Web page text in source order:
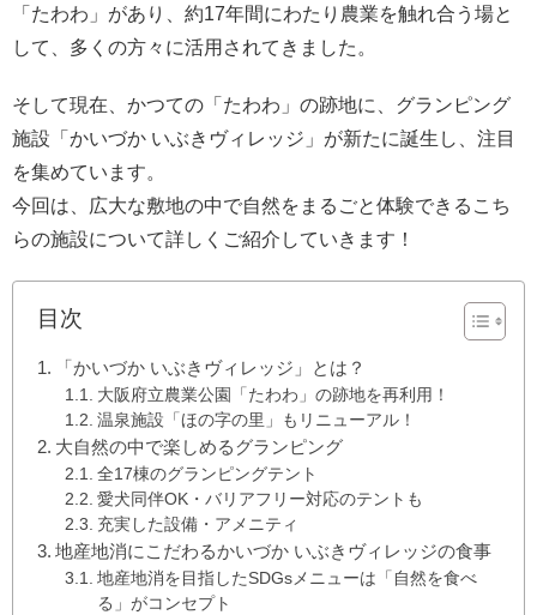
「たわわ」があり、約17年間にわたり農業を触れ合う場と
して、多くの方々に活用されてきました。
そして現在、かつての「たわわ」の跡地に、グランピング
施設「かいづか いぶきヴィレッジ」が新たに誕生し、注目
を集めています。
今回は、広大な敷地の中で自然をまるごと体験できるこち
らの施設について詳しくご紹介していきます！
目次
「かいづか いぶきヴィレッジ」とは？
大阪府立農業公園「たわわ」の跡地を再利用！
温泉施設「ほの字の里」もリニューアル！
大自然の中で楽しめるグランピング
全17棟のグランピングテント
愛犬同伴OK・バリアフリー対応のテントも
充実した設備・アメニティ
地産地消にこだわるかいづか いぶきヴィレッジの食事
地産地消を目指したSDGsメニューは「自然を食べ
る」がコンセプト